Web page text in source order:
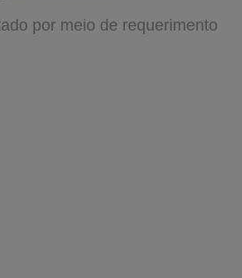
por meio de requerimento